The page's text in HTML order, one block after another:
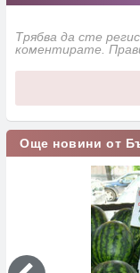
Трябва да сте
коментирате.
Още новини от